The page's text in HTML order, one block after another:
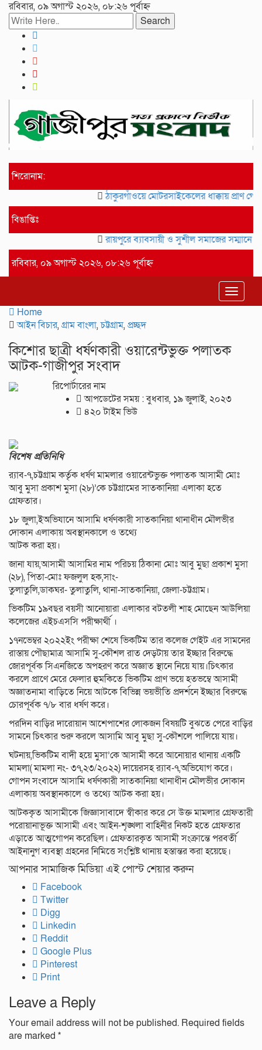
রবিবার, ০৯ অগাস্ট ২০২৬, ০৮:২৬ পূর্বাহ্ন
Search
শিরোনাম:
ঠাকুরগাঁওয়ে মোটরসাইকেলের ধাক্কায় প্রাণ
বিঙাপ্তিঃ
রায়পুরে ব্যাবসায়ী ও সুশীল সমাজের সম্মানে
রবিবার, ০৯ অগাস্ট ২০২৬, ০৮:২৬ পূর্বাহ্ন
Toggle
Home
আইন বিচার,গ্রাম বাংলা,চট্টগ্রাম,প্রচ্ছদ
কিশোর ছাত্রী ধর্ষণকারী ওয়ারেন্টভুক্ত পলাতক
আটক-গাজীপুর সংবাদ
রিপোর্টারের নাম
আপডেটের সময় : বুধবার, ১৯ জুলাই, ২০২৩
৪২০ টাইম ভিউ
বিশেষ প্রতিনিধি
র‌্যাব-৭,চট্টগ্রাম কর্তৃক ধর্ষণ মামলার ওয়ারেন্টভুক্ত পলাতক আসামী মোঃ
আবু মুসা প্রকাশ মুসা (২৮)’কে চট্টগ্রামের সাতকানিয়া এলাকা হতে
গ্রেফতার।
১৮ জুলা,ইঅভিযানে আসামি ধর্ষণকারী সাতকানিয়া থানাধীন মৌলভীর
দোকান এলাকায় অবস্থানকালে ও তথ্যে
আটক করা হয়।
জানা যায়,আসামী আসামির নাম পরিচয় ঠিকানা মোঃ আবু মুছা প্রকাশ মুসা
(২৮), পিতা-মোঃ ফজলুল হক,সাং-
তুলাতুলি,ডাকঘর- তুলাতুলি, থানা-সাতকানিয়া, জেলা-চট্টগ্রাম।
ভিকটিম ১৯বছর বয়সী আনোয়ারা এলাকার বটতলী শাহ মোছেন আউলিয়া
কলেজের এইচএসসি পরীক্ষার্থী ।
১৭নভেম্বর ২০২২ইং পরীক্ষা শেষে ভিকটিম তার কলেজ গেইট এর সামনের
রাস্তায় পৌছামাত্র আসামি সু-কৌশল রাত দেড়টায় তার ইচ্ছার বিরুদ্ধে
জোরপূর্বক সিএনজিতে অপহরণ করে অজ্ঞাত স্থানে নিয়ে যায়।চিৎকার
করলে প্রাণে মেরে ফেলার হুমকিতে ভিকটিম প্রাণ ভয়ে হতভম্বে আসামী
অজ্ঞাতনামা বাড়িতে নিয়ে আটকে বিভিন্ন ভয়ভীতি প্রদর্শনে ইচ্ছার বিরুদ্ধে
চোরপূর্বক ৭/৮ বার ধর্ষণ করে।
পরদিন বাড়ির দারোয়ান আশেপাশের লোকজন বিষয়টি বুঝতে পেরে বাড়ির
সামনে চিৎকার শুরু করলে আসামি আবু মুছা সু-কৌশলে পালিয়ে যায়।
ঘটনায়,ভিকটিম বাদী হয়ে মুসা’কে আসামী করে আনোয়ার থানায় একটি
মামলা( মামলা নং- ৩৭,২৩/২০২২) দায়েরসহ র‌্যাব-৭,অভিযোগ করে।
গোপন সংবাদে আসামি ধর্ষণকারী সাতকানিয়া থানাধীন মৌলভীর দোকান
এলাকায় অবস্থানকালে ও তথ্যে আটক করা হয়।
আটককৃত আসামীকে জিজ্ঞাসাবাদে স্বীকার করে সে উক্ত মামলার গ্রেফতারী
পরোয়ানাভূক্ত আসামী এবং আইন-শৃঙ্খলা বাহিনীর নিকট হতে গ্রেফতার
এড়াতে আত্মগোপন করেছিল। গ্রেফতারকৃত আসামী সংক্রান্তে পরবর্তী
আইনানুগ ব্যবস্থা গ্রহনের নিমিত্তে সংশ্লিষ্ট থানায় হস্তান্তর করা হয়েছে।
আপনার সামাজিক মিডিয়া এই পোস্ট শেয়ার করুন
Facebook
Twitter
Digg
Linkedin
Reddit
Google Plus
Pinterest
Print
Leave a Reply
Your email address will not be published. Required fields
are marked *